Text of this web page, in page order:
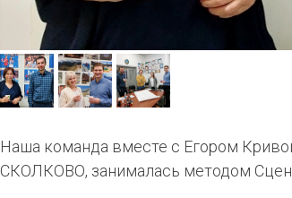
Наша команда вместе с Егором
СКОЛКОВО, занималась методом